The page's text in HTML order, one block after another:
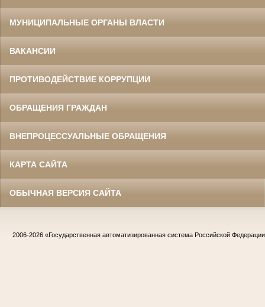
МУНИЦИПАЛЬНЫЕ ОРГАНЫ ВЛАСТИ
ВАКАНСИИ
ПРОТИВОДЕЙСТВИЕ КОРРУПЦИИ
ОБРАЩЕНИЯ ГРАЖДАН
ВНЕПРОЦЕССУАЛЬНЫЕ ОБРАЩЕНИЯ
КАРТА САЙТА
ОБЫЧНАЯ ВЕРСИЯ САЙТА
2006-2026 «Государственная автоматизированная система Российской